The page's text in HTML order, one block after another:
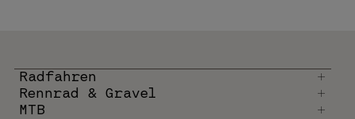
Radfahren
Rennrad & Gravel
MTB